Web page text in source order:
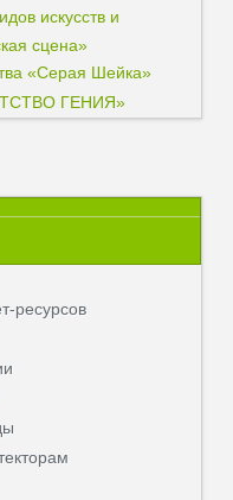
искусств и
сцена»
«Серая Шейка»
ГЕНИЯ»
ресурсов